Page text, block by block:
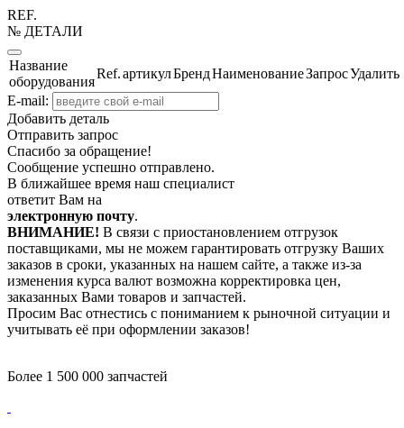
REF.
№ ДЕТАЛИ
Название
оборудования
Ref.артикулБрендНаименованиеЗапросУдалить
E-mail:
Добавить деталь
Отправить запрос
Спасибо за обращение!
Сообщение успешно отправлено.
В ближайшее время наш специалист
ответит Вам на
электронную почту.
ВНИМАНИЕ! В связи с приостановлением отгрузок
поставщиками, мы не можем гарантировать отгрузку Ваших
заказов в сроки, указанных на нашем сайте, а также из-за
изменения курса валют возможна корректировка цен,
заказанных Вами товаров и запчастей.
Просим Вас отнестись с пониманием к рыночной ситуации и
учитывать её при оформлении заказов!
Более 1 500 000 запчастей